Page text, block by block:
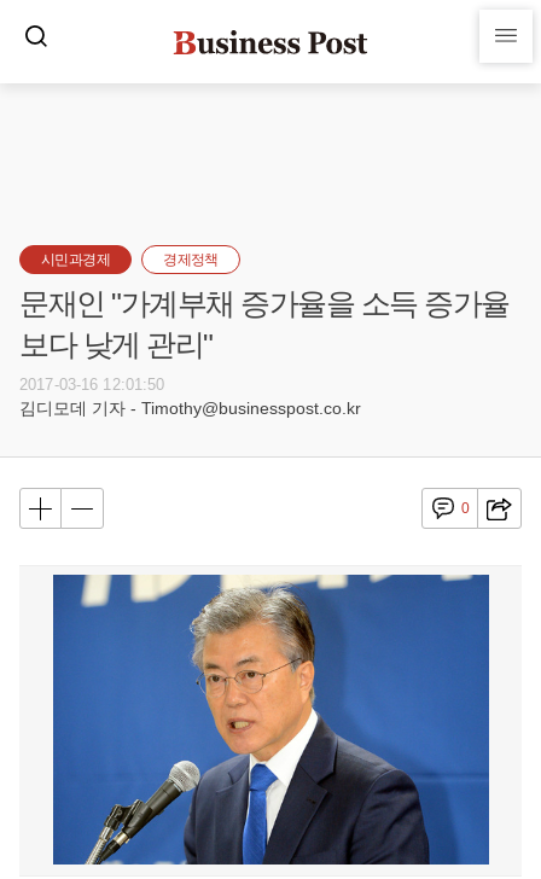
시민과경제 경제정책
문재인 "가계부채 증가율을 소득 증가율
보다 낮게 관리"
2017-03-16 12:01:50
김디모데 기자 - Timothy@businesspost.co.kr
0